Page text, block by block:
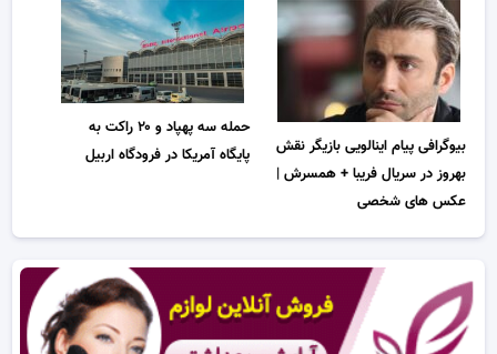
بیوگرافی پیام اینالویی بازیگر نقش
بهروز در سریال فریبا + همسرش |
عکس های شخصی
حمله سه پهپاد و ۲۰ راکت به
پایگاه آمریکا در فرودگاه اربیل